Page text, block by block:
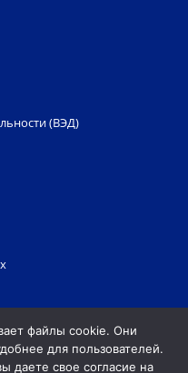
(ВЭД)
файлы cookie. Они
для пользователей.
даете свое согласие на